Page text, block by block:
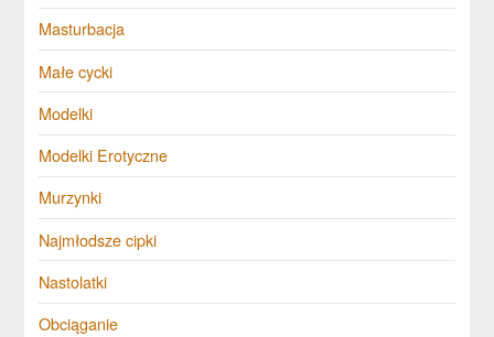
Masturbacja
Małe cycki
Modelki
Modelki Erotyczne
Murzynki
Najmłodsze cipki
Nastolatki
Obciąganie